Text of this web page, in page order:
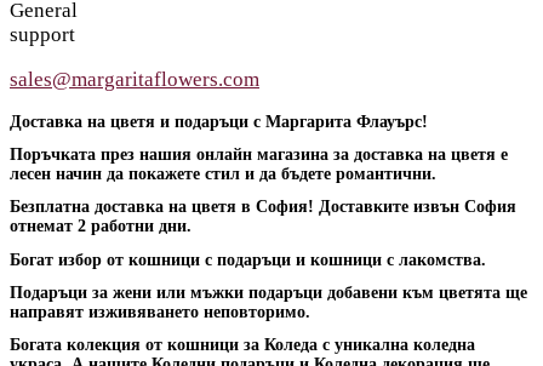
General
support
sales@margaritaflowers.com
Доставка на цветя и подаръци с Маргарита Флауърс!
Поръчката през нашия онлайн магазина за доставка на цветя е
лесен начин да покажете стил и да бъдете романтични.
Безплатна доставка на цветя в София! Доставките извън София
отнемат 2 работни дни.
Богат избор от кошници с подаръци и кошници с лакомства.
Подаръци за жени или мъжки подаръци добавени към цветята ще
направят изживяването неповторимо.
Богата колекция от кошници за Коледа с уникална коледна